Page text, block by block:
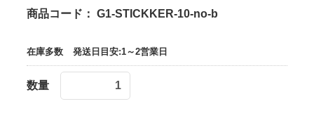
商品コード： G1-STICKKER-10-no-b
在庫多数 発送日目安:1～2営業日
数量